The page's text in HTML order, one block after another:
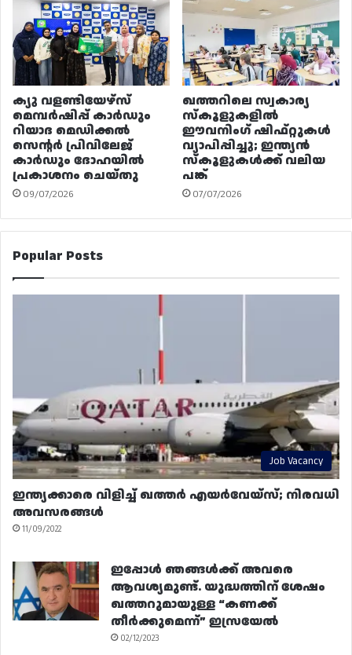
ക്യു വളണ്ടിയേഴ്‌സ്
മെമ്പർഷിപ്പ് കാർഡും
റിയാദ മെഡിക്കൽ
സെന്റർ പ്രിവിലേജ്
കാർഡും ദോഹയിൽ
പ്രകാശനം ചെയ്തു
09/07/2026
ഖത്തറിലെ സ്വകാര്യ
സ്കൂളുകളിൽ
ഈവനിംഗ് ഷിഫ്റ്റുകൾ
വ്യാപിപ്പിച്ചു; ഇന്ത്യൻ
സ്കൂളുകൾക്ക് വലിയ
പങ്ക്
07/07/2026
Popular Posts
Job Vacancy
ഇന്ത്യക്കാരെ വിളിച്ച് ഖത്തർ എയർവേയ്‌സ്; നിരവധി
അവസരങ്ങൾ
11/09/2022
ഇപ്പോൾ ഞങ്ങൾക്ക് അവരെ
ആവശ്യമുണ്ട്. യുദ്ധത്തിന് ശേഷം
ഖത്തറുമായുള്ള “കണക്ക്
തീർക്കുമെന്ന്” ഇസ്രയേൽ
02/12/2023